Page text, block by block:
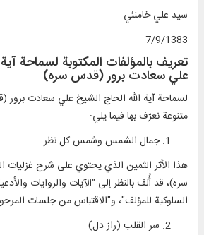
سيد علي خامنئي
7/9/1383
تعريف بالمؤلفات المكتوبة لسماحة
علي سعادت برور (قدس سره)
لسماحة آية الله الحاج الشيخ علي سعادت
متنوعة نعرّف بها فيما يلي:
جمال الشمس وشمس كل نظر
هذا الأثر الثمين الذي يحتوي على شرح
سره)، قد أُلف بالنظر إلى "الآيات والروايات
السلوكية للمؤلف"، و"الاقتباس من جلسات
سر القلب (راز دل)